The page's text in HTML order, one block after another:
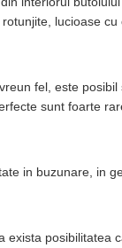
lucioase
fel, este
sunt foarte
in buzunare, in